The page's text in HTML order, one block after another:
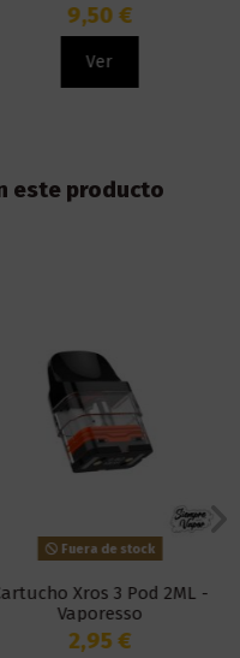
9,50 €
Ver
este producto
Fuera de stock
Xros 3 Pod 2ML -
Vaporesso
2,95 €